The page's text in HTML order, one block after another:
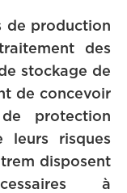
de production
des
stockage de
de concevoir
protection
leurs risques
disposent
à